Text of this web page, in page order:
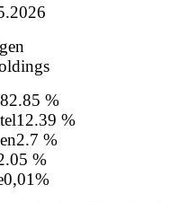
82.85 %
12.39 %
2.7 %
%
0,01%